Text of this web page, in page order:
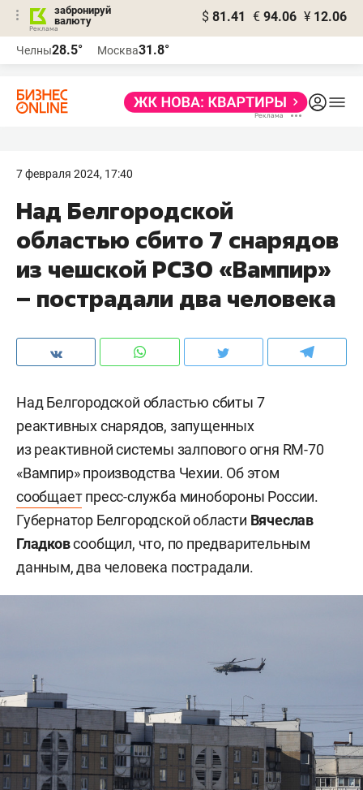
забронируй
валюту
$ 81.41 € 94.06 ¥ 12.06
Челны28.5° Москва31.8°
7 февраля 2024, 17:40
Над Белгородской
областью сбито 7 снарядов
из чешской РСЗО «Вампир»
– пострадали два человека
Над Белгородской областью сбиты 7
реактивных снарядов, запущенных
из реактивной системы залпового огня RM-70
«Вампир» производства Чехии. Об этом
сообщаетпресс-служба минобороны России.
Губернатор Белгородской области Вячеслав
Гладковсообщил, что, по предварительным
данным, два человека пострадали.